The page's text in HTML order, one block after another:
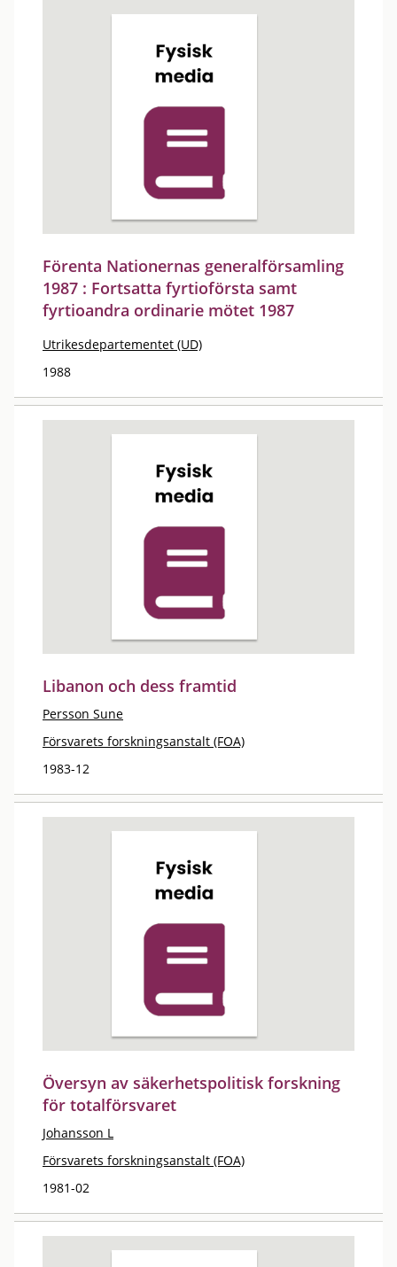
Förenta Nationernas generalförsamling
1987 : Fortsatta fyrtioförsta samt
fyrtioandra ordinarie mötet 1987
Utrikesdepartementet (UD)
1988
Libanon och dess framtid
Persson Sune
Försvarets forskningsanstalt (FOA)
1983-12
Översyn av säkerhetspolitisk forskning
för totalförsvaret
Johansson L
Försvarets forskningsanstalt (FOA)
1981-02